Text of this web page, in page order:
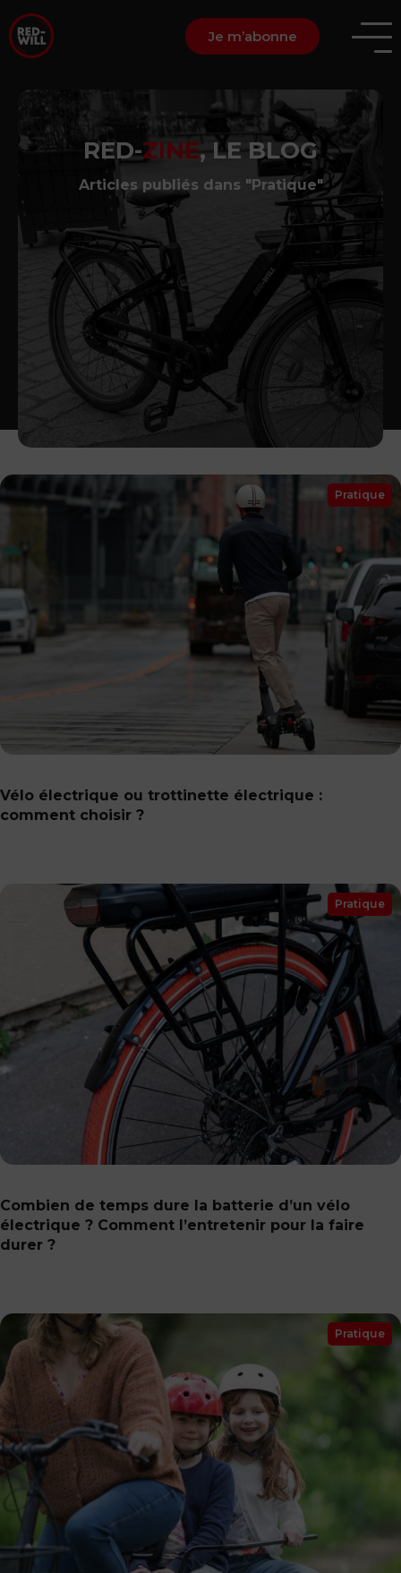
Je m’abonne
RED-ZINE, LE BLOG
Articles publiés dans "Pratique"
Pratique
Vélo électrique ou trottinette électrique :
comment choisir ?
Pratique
Combien de temps dure la batterie d’un vélo
électrique ? Comment l’entretenir pour la faire
durer ?
Pratique